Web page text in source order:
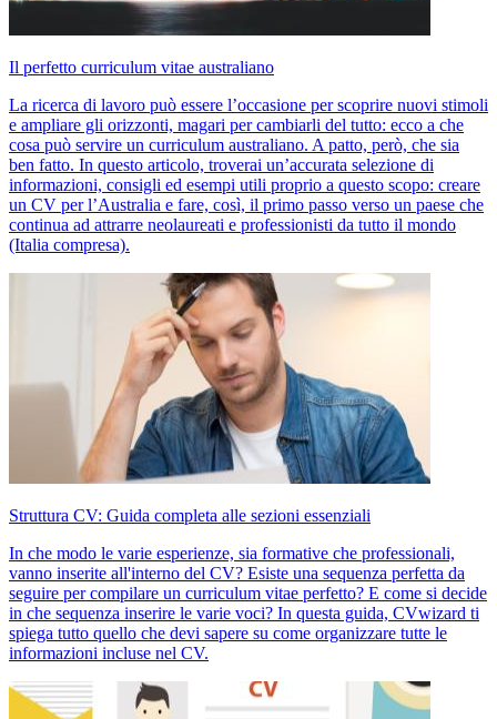
Il perfetto curriculum vitae australiano
La ricerca di lavoro può essere l’occasione per scoprire nuovi stimoli
e ampliare gli orizzonti, magari per cambiarli del tutto: ecco a che
cosa può servire un curriculum australiano. A patto, però, che sia
ben fatto. In questo articolo, troverai un’accurata selezione di
informazioni, consigli ed esempi utili proprio a questo scopo: creare
un CV per l’Australia e fare, così, il primo passo verso un paese che
continua ad attrarre neolaureati e professionisti da tutto il mondo
(Italia compresa).
Struttura CV: Guida completa alle sezioni essenziali
In che modo le varie esperienze, sia formative che professionali,
vanno inserite all'interno del CV? Esiste una sequenza perfetta da
seguire per compilare un curriculum vitae perfetto? E come si decide
in che sequenza inserire le varie voci? In questa guida, CVwizard ti
spiega tutto quello che devi sapere su come organizzare tutte le
informazioni incluse nel CV.